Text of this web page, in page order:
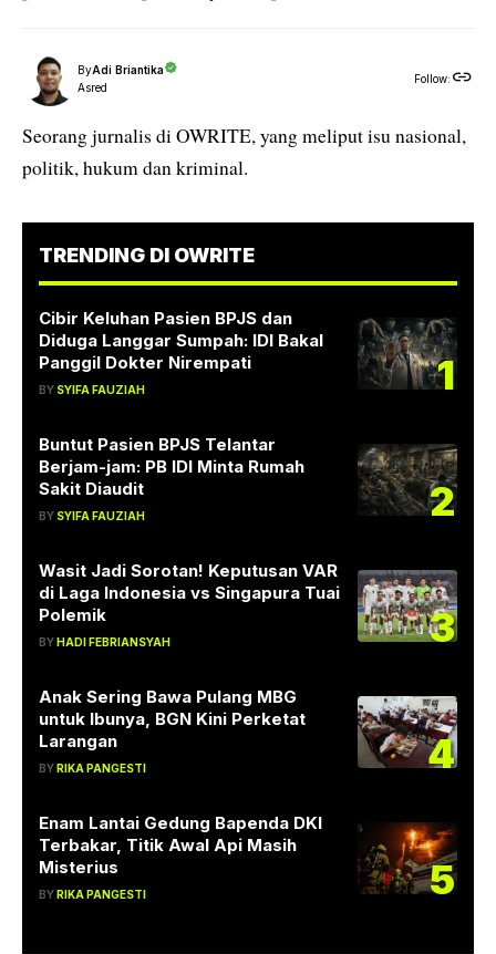
ByAdi Briantika
Asred
Follow:
Seorang jurnalis di OWRITE, yang meliput isu nasional,
politik, hukum dan kriminal.
TRENDING DI OWRITE
Cibir Keluhan Pasien BPJS dan
Diduga Langgar Sumpah: IDI Bakal
Panggil Dokter Nirempati
BY SYIFA FAUZIAH 1
Buntut Pasien BPJS Telantar
Berjam-jam: PB IDI Minta Rumah
Sakit Diaudit
BY SYIFA FAUZIAH 2
Wasit Jadi Sorotan! Keputusan VAR
di Laga Indonesia vs Singapura Tuai
Polemik
BYHADI FEBRIANSYAH 3
Anak Sering Bawa Pulang MBG
untuk Ibunya, BGN Kini Perketat
Larangan
BYRIKA PANGESTI 4
Enam Lantai Gedung Bapenda DKI
Terbakar, Titik Awal Api Masih
Misterius
BYRIKA PANGESTI 5